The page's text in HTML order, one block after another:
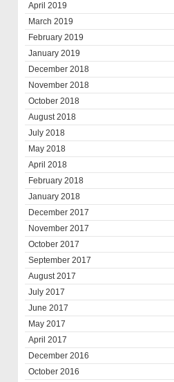
April 2019
March 2019
February 2019
January 2019
December 2018
November 2018
October 2018
August 2018
July 2018
May 2018
April 2018
February 2018
January 2018
December 2017
November 2017
October 2017
September 2017
August 2017
July 2017
June 2017
May 2017
April 2017
December 2016
October 2016